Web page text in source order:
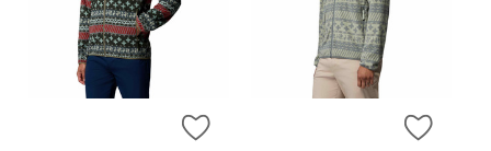
ZUR WUNSCHLISTE HINZUFÜGEN
ZUR